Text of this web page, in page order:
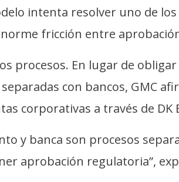
intenta resolver uno de
fricción entre
procesos. En lugar de
con bancos, GMC
corporativas a través de DK
y banca son procesos
aprobación regulatoria”,